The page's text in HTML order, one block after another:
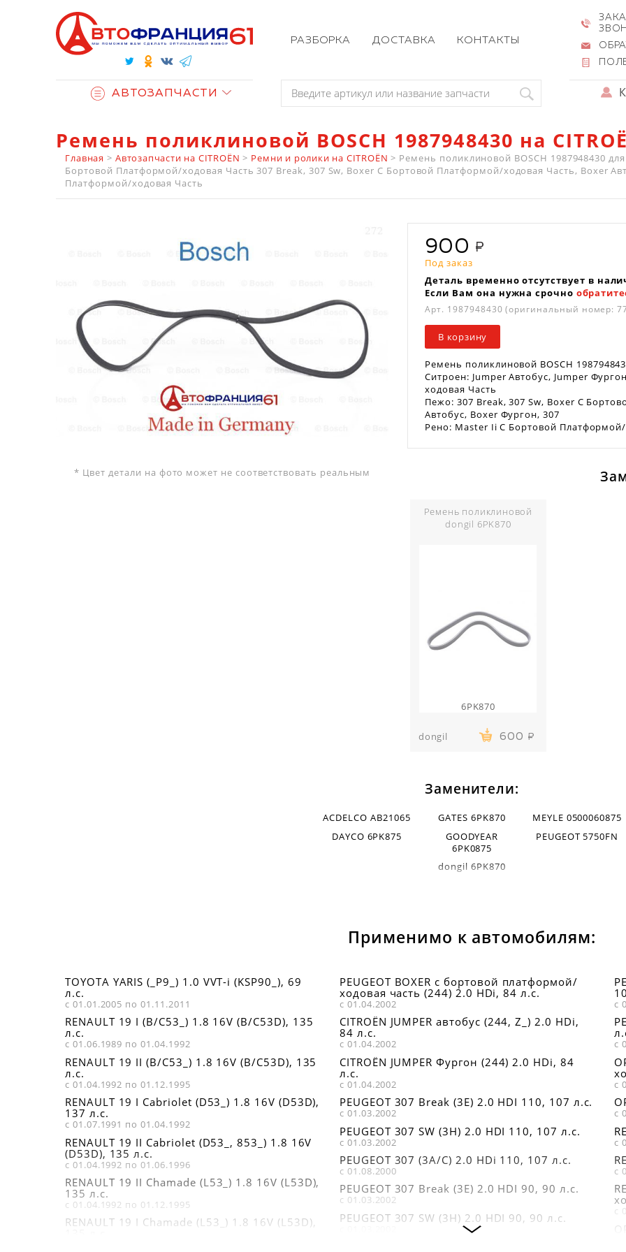
РАЗБОРКА ДОСТАВКА КОНТАКТЫ
АВТОЗАПЧАСТИ
Ремень поликлиновой BOSCH 1987948430 на
Главная > Автозапчасти на CITROËN > Ремни и ролики на CITROËN > Ремень поликлиновой BOSCH 1987948430
Бортовой Платформой/ходовая Часть 307 Break, 307 Sw, Boxer C Бортовой Платформой/ходовая Часть, Boxer
Платформой/ходовая Часть
* Цвет детали на фото может не соответствовать реальным
900
Под заказ
Деталь временно отсутствует в
Если Вам она нужна срочно
Арт. 1987948430 (оригинальный номер:
В корзину
Ремень поликлиновой BOSCH
Ситроен: Jumper Автобус, Jumper
ходовая Часть
Пежо: 307 Break, 307 Sw, Boxer C
Автобус, Boxer Фургон, 307
Рено: Master Ii C Бортовой
Ремень поликлиновой
dongil 6PK870
6PK870
dongil 600
Заменители:
ACDELCO AB21065
DAYCO 6PK875
GATES 6PK870
GOODYEAR
6PK0875
MEYLE 0500060875
PEUGEOT 5750FN
dongil 6PK870
Применимо к автомобилям:
TOYOTA YARIS (_P9_) 1.0 VVT-i (KSP90_), 69
л.с.
с 01.01.2005 по 01.11.2011
RENAULT 19 I (B/C53_) 1.8 16V (B/C53D), 135
л.с.
с 01.06.1989 по 01.04.1992
RENAULT 19 II (B/C53_) 1.8 16V (B/C53D), 135
л.с.
с 01.04.1992 по 01.12.1995
RENAULT 19 I Cabriolet (D53_) 1.8 16V (D53D),
137 л.с.
с 01.07.1991 по 01.04.1992
RENAULT 19 II Cabriolet (D53_, 853_) 1.8 16V
(D53D), 135 л.с.
с 01.04.1992 по 01.06.1996
RENAULT 19 II Chamade (L53_) 1.8 16V (L53D),
135 л.с.
с 01.04.1992 по 01.12.1995
RENAULT 19 I Chamade (L53_) 1.8 16V (L53D),
PEUGEOT BOXER c бортовой платформой/
ходовая часть (244) 2.0 HDi, 84 л.с.
с 01.04.2002
CITROËN JUMPER автобус (244, Z_) 2.0 HDi,
84 л.с.
с 01.04.2002
CITROËN JUMPER Фургон (244) 2.0 HDi, 84
л.с.
с 01.04.2002
PEUGEOT 307 Break (3E) 2.0 HDI 110, 107 л.с.
с 01.03.2002
PEUGEOT 307 SW (3H) 2.0 HDI 110, 107 л.с.
с 01.03.2002
PEUGEOT 307 (3A/C) 2.0 HDi 110, 107 л.с.
с 01.08.2000
PEUGEOT 307 Break (3E) 2.0 HDI 90, 90 л.с.
с 01.03.2002
PEUGEOT 307 SW (3H) 2.0 HDI 90, 90 л.с.
с
с
с
с
с
с
с